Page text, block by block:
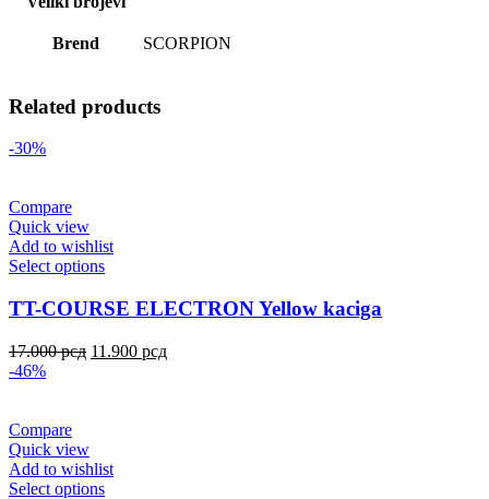
Brend SCORPION
Related products
-30%
Compare
Quick view
Add to wishlist
Select options
TT-COURSE ELECTRON Yellow kaciga
17.000рсд 11.900 рсд
-46%
Compare
Quick view
Add to wishlist
Select options